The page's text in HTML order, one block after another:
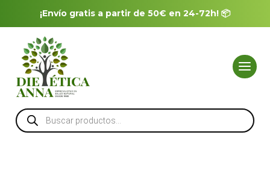
¡Envío gratis a partir de 50€ en 24-72h! 📦
Búsqueda
de
productos